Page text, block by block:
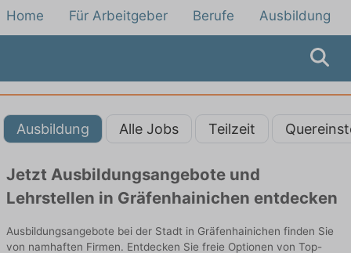
Home Für Arbeitgeber Berufe Ausbildung
Ausbildung Alle Jobs Teilzeit
Jetzt Ausbildungsangebote und
Lehrstellen in Gräfenhainichen entdecken
Ausbildungsangebote bei der Stadt in Gräfenhainichen finden Sie
von namhaften Firmen. Entdecken Sie freie Optionen von Top-